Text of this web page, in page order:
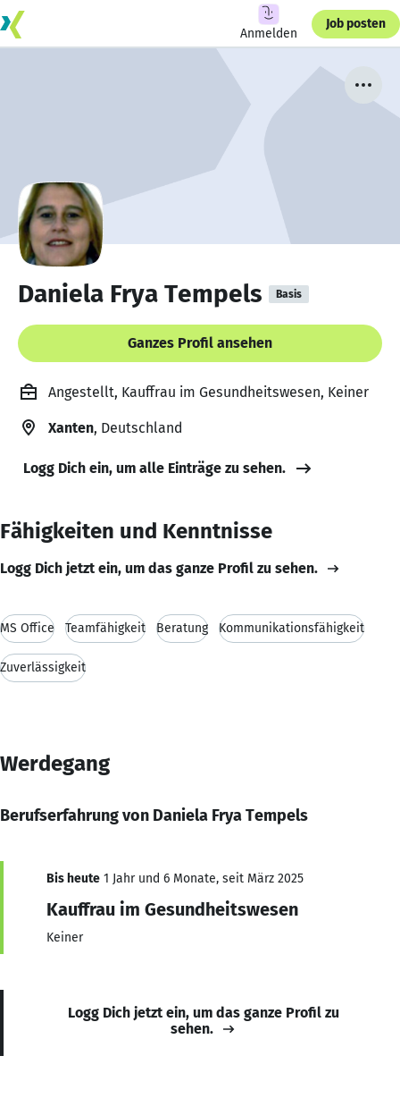
Anmelden
Job posten
Daniela Frya Tempels Basis
Ganzes Profil ansehen
Angestellt, Kauffrau im Gesundheitswesen, Keiner
Xanten, Deutschland
Logg Dich ein, um alle Einträge zu sehen.
Fähigkeiten und Kenntnisse
Logg Dich jetzt ein, um das ganze Profil zu sehen.
MS Office Teamfähigkeit Beratung Kommunikationsfähigkeit
Zuverlässigkeit
Werdegang
Berufserfahrung von Daniela Frya Tempels
Bis heute 1 Jahr und 6 Monate, seit März 2025
Kauffrau im Gesundheitswesen
Keiner
Logg Dich jetzt ein, um das ganze Profil zu
sehen.